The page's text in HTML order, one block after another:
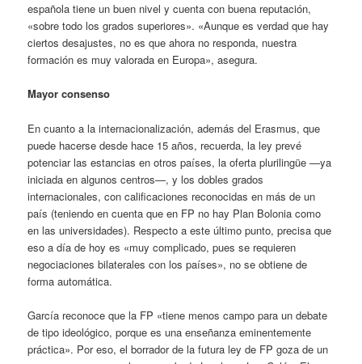
española tiene un buen nivel y cuenta con buena reputación,
«sobre todo los grados superiores». «Aunque es verdad que hay
ciertos desajustes, no es que ahora no responda, nuestra
formación es muy valorada en Europa», asegura.
Mayor consenso
En cuanto a la internacionalización, además del Erasmus, que
puede hacerse desde hace 15 años, recuerda, la ley prevé
potenciar las estancias en otros países, la oferta plurilingüe —ya
iniciada en algunos centros—, y los dobles grados
internacionales, con calificaciones reconocidas en más de un
país (teniendo en cuenta que en FP no hay Plan Bolonia como
en las universidades). Respecto a este último punto, precisa que
eso a día de hoy es «muy complicado, pues se requieren
negociaciones bilaterales con los países», no se obtiene de
forma automática.
García reconoce que la FP «tiene menos campo para un debate
de tipo ideológico, porque es una enseñanza eminentemente
práctica». Por eso, el borrador de la futura ley de FP goza de un